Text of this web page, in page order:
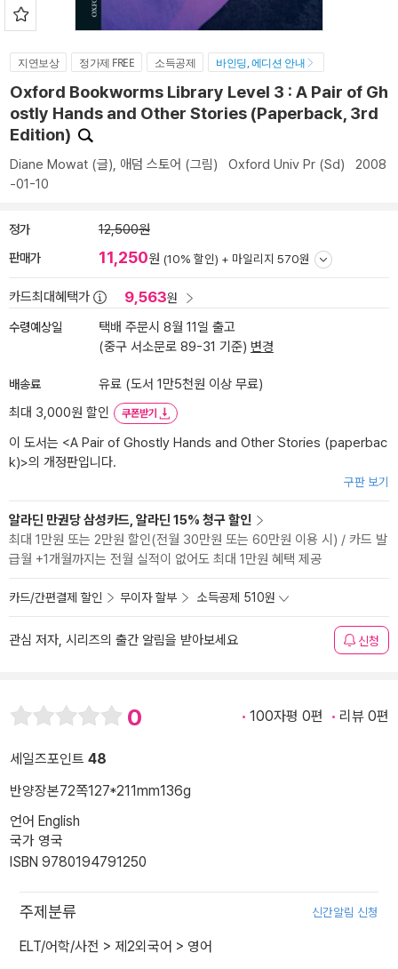
지연보상 정가제 FREE 소득공제 바인딩, 에디션 안내
Oxford Bookworms Library Level 3 : A Pair of Gh
ostly Hands and Other Stories (Paperback, 3rd
Edition)
Diane Mowat (글), 애덤 스토어 (그림) Oxford Univ Pr (Sd) 2008
-01-10
정가 12,500원
판매가 11,250원 (10% 할인) + 마일리지 570원
카드최대혜택가 9,563원
수령예상일
택배 주문시 8월 11일 출고
(중구 서소문로 89-31 기준) 변경
배송료
유료 (도서 1만5천원 이상 무료)
최대 3,000원 할인
쿠폰받기
이 도서는 <A Pair of Ghostly Hands and Other Stories (paperbac
k)>의 개정판입니다.
구판 보기
알라딘 만권당 삼성카드, 알라딘 15% 청구 할인
최대 1만원 또는 2만원 할인(전월 30만원 또는 60만원 이용 시) / 카드 발
급월 +1개월까지는 전월 실적이 없어도 최대 1만원 혜택 제공
카드/간편결제 할인 무이자 할부 소득공제 510원
관심 저자, 시리즈의 출간 알림을 받아보세요 신청
0 100자평 0편 리뷰 0편
세일즈포인트 48
반양장본72쪽127*211mm136g
언어 English
국가 영국
ISBN 9780194791250
주제분류 신간알림 신청
ELT/어학/사전 > 제2외국어 > 영어